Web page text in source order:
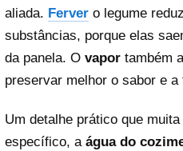
aliada. Ferver o legume
substâncias, porque elas
da panela. O vapor também
preservar melhor o sabor e a
Um detalhe prático que
específico, a água do